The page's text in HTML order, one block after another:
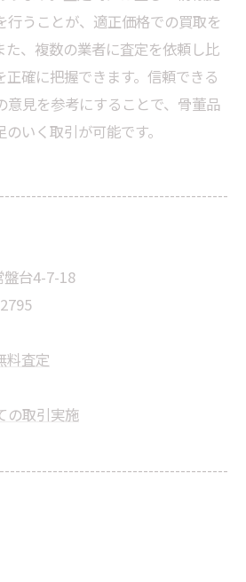
行うことが、適正価格での買取を
た、複数の業者に査定を依頼し比
確に把握できます。信頼できる
意見を参考にすることで、骨董品
いく取引が可能です。
盤台4-7-18
料査定
の取引実施